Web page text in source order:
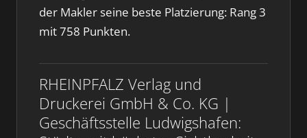
der Makler seine beste Platzierung: Rang 3
mit 758 Punkten.
RHEINPFALZ Verlag und
Druckerei GmbH & Co. KG |
Geschäftsstelle Ludwigshafen: